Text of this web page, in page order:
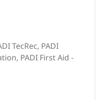
TecRec, PADI
PADI First Aid -